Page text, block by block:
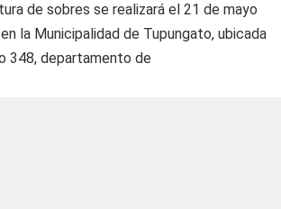
de sobres se realizará el 21 de mayo
la Municipalidad de Tupungato, ubicada
348, departamento de